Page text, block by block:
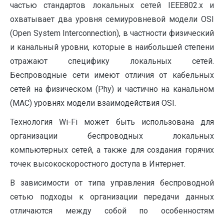
частью стандартов локальных сетей IЕЕЕ802.x и
охватывает два уровня семиуровневой модели OSI
(Open System Interconnection), в частности физический
и канальный уровни, которые в наибольшей степени
отражают специфику локальных сетей.
Беспроводные сети имеют отличия от кабельных
сетей на физическом (Phy) и частично на канальном
(MAC) уровнях модели взаимодействия OSI.
Технология Wi-Fi может быть использована для
организации беспроводных локальных
компьютерных сетей, а также для создания горячих
точек высокоскоростного доступа в Интернет.
В зависимости от типа управления беспроводной
сетью подходы к организации передачи данных
отличаются между собой по особенностям